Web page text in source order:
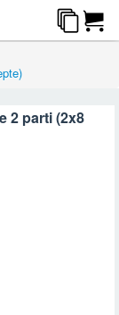
2 parti (2x8